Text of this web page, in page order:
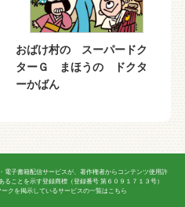
おばけ村の スーパードク
ターＧ まほうの ドクタ
ーかばん
電子書籍配信サービスが、著作権者からコンテンツ使用許
ることを示す登録商標（登録番号 第６０９１７１３号）
クを掲示しているサービスの一覧はこちら